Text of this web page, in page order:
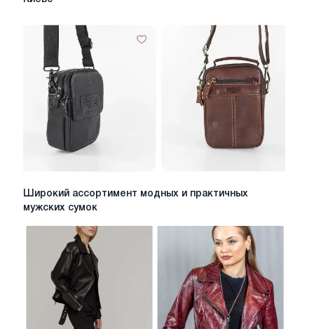
Мусульманская
мода
Киеве
Широкий
практичных
мужских
сумок
Широкий ассортимент модных и практичных
мужских сумок